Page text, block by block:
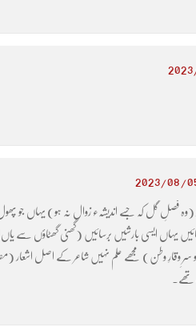
2023/08/
فصلِ گل کہ جسے اندیشہء زوال نہ ہو) یہاں جو پھول
یہاں ایسی بارشیں برسائیں (گھنی گھٹاؤں سے
سرِ وقارِ وطن) مجھے علم نہیں شاعر کے اصل اشعار